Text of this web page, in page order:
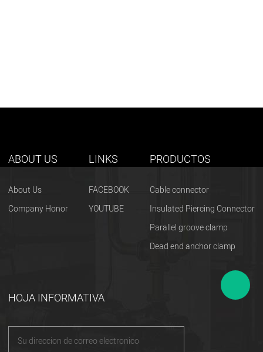
ABOUT US
About Us
Company Honor
LINKS
FACEBOOK
YOUTUBE
PRODUCTOS
Cable connector
Insulated Piercing Connector
Parallel groove clamp
Dead end anchor clamp
HOJA INFORMATIVA